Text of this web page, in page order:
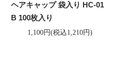
ヘアキャップ 袋入り HC-01
B 100枚入り
1,100円(税込1,210円)